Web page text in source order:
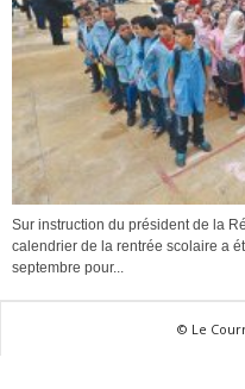
Sur instruction du président de la
calendrier de la rentrée scolaire a
septembre pour...
© Le